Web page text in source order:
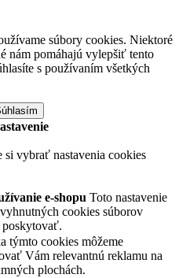
súbory cookies. Niektoré
nám pomáhajú vylepšiť tento
s používaním všetkých
si vybrať nastavenia cookies
e-shopu Toto nastavenie
cookies súborov
poskytovať.
týmto cookies môžeme
Vám relevantnú reklamu na
plochách.